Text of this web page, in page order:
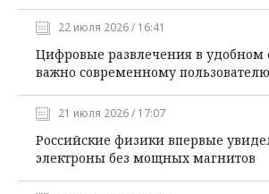
22 июля 2026 / 16:41
Цифровые развлечения в удобном
важно современному пользователю
21 июля 2026 / 17:07
Российские физики впервые
электроны без мощных магнитов